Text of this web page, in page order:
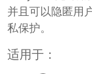
并且可以隐匿用
私保护。
适用于：